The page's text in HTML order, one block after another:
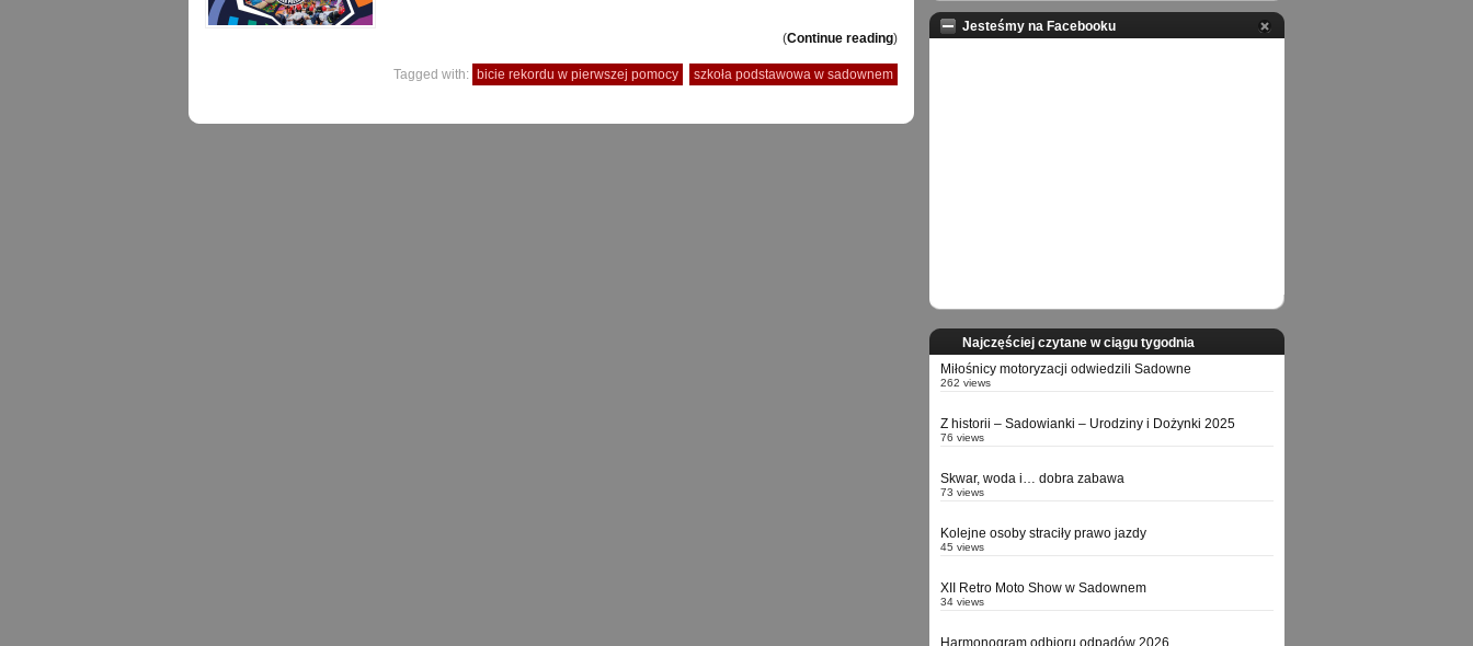
(Continue reading)
Tagged with: bicie rekordu w pierwszej pomocy szkoła podstawowa w sadownem
Jesteśmy na Facebooku
Najczęściej czytane w ciągu tygodnia
Miłośnicy motoryzacji odwiedzili Sadowne
262 views
Z historii – Sadowianki – Urodziny i Dożynki 2025
76 views
Skwar, woda i… dobra zabawa
73 views
Kolejne osoby straciły prawo jazdy
45 views
XII Retro Moto Show w Sadownem
34 views
Harmonogram odbioru odpadów 2026